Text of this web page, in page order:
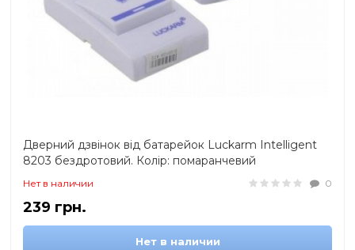
Дверний дзвінок від батарейок Luckarm Intelligent
8203 бездротовий. Колір: помаранчевий
Нет в наличии 0
239 грн.
Нет в наличии